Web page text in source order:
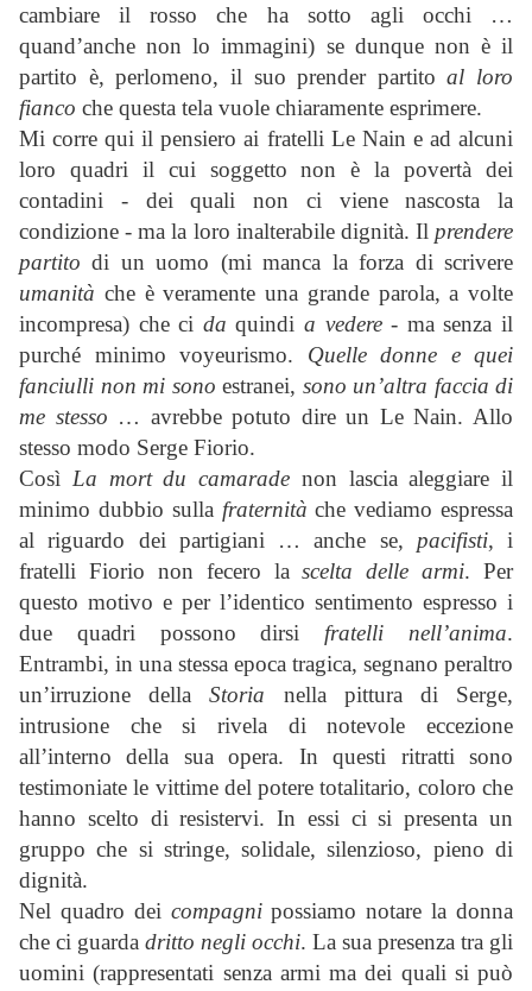
cambiare il rosso che ha sotto agli occhi …
quand’anche non lo immagini) se dunque non è il
partito è, perlomeno, il suo prender partitoal loro
fianco che questa tela vuole chiaramente esprimere.
Mi corre qui il pensiero ai fratelli Le Nain e ad alcuni
loro quadri il cui soggetto non è la povertà dei
contadini - dei quali non ci viene nascosta la
condizione - ma la loro inalterabile dignità. Il prendere
partito di un uomo (mi manca la forza di scrivere
umanità che è veramente una grande parola, a volte
incompresa) che ci da quindia vedere - ma senza il
purché minimo voyeurismo. Quelle donne e quei
fanciulli non mi sono estranei, sono un’altra faccia di
me stesso … avrebbe potuto dire un Le Nain. Allo
stesso modo Serge Fiorio.
Così La mort du camarade non lascia aleggiare il
minimo dubbio sulla fraternità che vediamo espressa
al riguardo dei partigiani … anche se, pacifisti, i
fratelli Fiorio non fecero lascelta delle armi. Per
questo motivo e per l’identico sentimento espresso i
due quadri possono dirsi fratelli nell’anima.
Entrambi, in una stessa epoca tragica, segnano peraltro
un’irruzione dellaStoria nella pittura di Serge,
intrusione che si rivela di notevole eccezione
all’interno della sua opera. In questi ritratti sono
testimoniate le vittime del potere totalitario, coloro che
hanno scelto di resistervi. In essi ci si presenta un
gruppo che si stringe, solidale, silenzioso, pieno di
dignità.
Nel quadro dei compagnipossiamo notare la donna
che ci guarda dritto negli occhi. La sua presenza tra gli
uomini (rappresentati senza armi ma dei quali si può